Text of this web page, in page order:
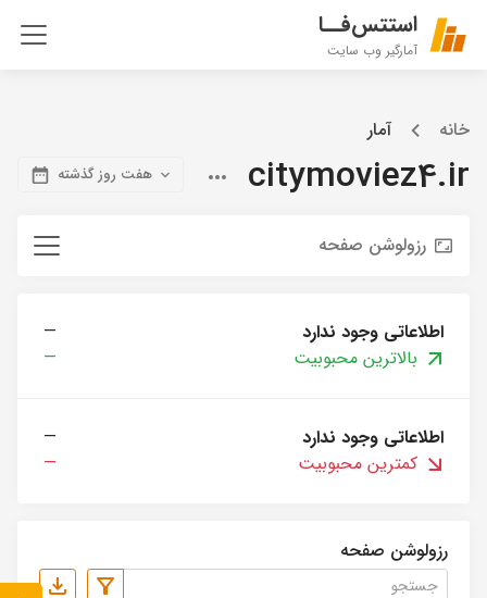
استتس‌فــا
آمارگیر وب سایت
خانه آمار
citymoviez4.ir هفت روز گذشته
رزولوشن صفحه
اطلاعاتی وجود ندارد
—
بالاترین محبوبیت
—
اطلاعاتی وجود ندارد
—
کمترین محبوبیت
—
رزولوشن صفحه